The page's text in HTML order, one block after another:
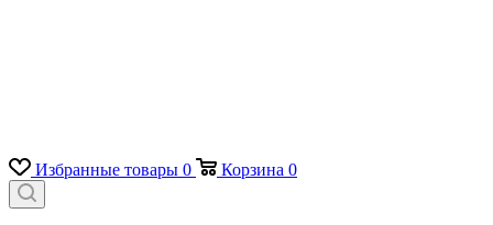
Избранные товары 0 Корзина 0